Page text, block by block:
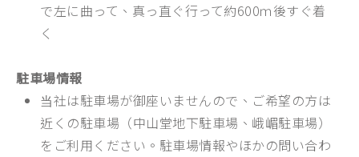
で左に曲って、真っ直ぐ行って約600ｍ後すぐ着
く
駐車場情報
当社は駐車場が御座いませんので、ご希望の方は
近くの駐車場（中山堂地下駐車場、峨嵋駐車場）
をご利用ください。駐車場情報やほかの問い合わ